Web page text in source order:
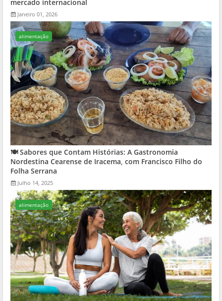
mercado internacional
Janeiro 01, 2026
alimentação
🍽️ Sabores que Contam Histórias: A Gastronomia
Nordestina Cearense de Iracema, com Francisco Filho do
Folha Serrana
Julho 14, 2025
alimentação